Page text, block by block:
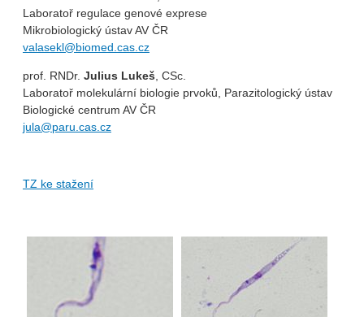
Laboratoř regulace genové exprese
Mikrobiologický ústav AV ČR
valasekl@biomed.cas.cz
prof. RNDr. Julius Lukeš, CSc.
Laboratoř molekulární biologie prvoků, Parazitologický ústav
Biologické centrum AV ČR
jula@paru.cas.cz
TZ ke stažení